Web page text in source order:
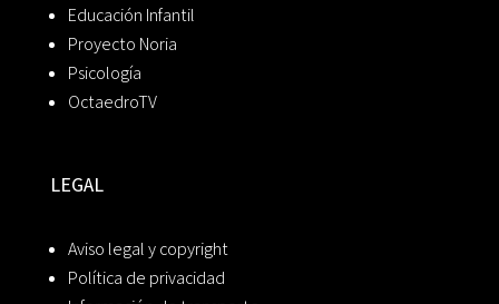
Educación Infantil
Proyecto Noria
Psicología
OctaedroTV
LEGAL
Aviso legal y copyright
Política de privacidad